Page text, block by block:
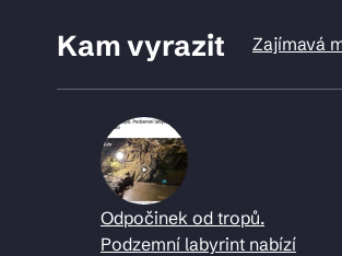
Kam vyrazit Zajímavá
Odpočinek od tropů.
Podzemní labyrint nabízí